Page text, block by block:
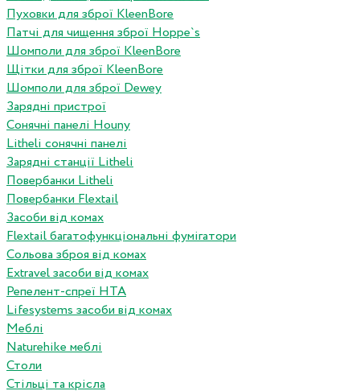
Пуховки для зброї KleenBore
Патчі для чищення зброї Hoppe`s
Шомполи для зброї KleenBore
Щітки для зброї KleenBore
Шомполи для зброї Dewey
Зарядні пристрої
Сонячні панелі Houny
Litheli сонячні панелі
Зарядні станції Litheli
Повербанки Litheli
Повербанки Flextail
Засоби від комах
Flextail багатофункціональні фумігатори
Сольова зброя від комах
Extravel засоби від комах
Репелент-спреї HTA
Lifesystems засоби від комах
Меблі
Naturehike меблі
Столи
Стільці та крісла